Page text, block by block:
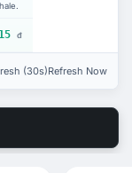
đ
(30s)Refresh Now